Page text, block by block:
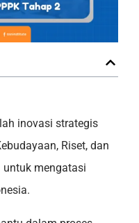
inovasi strategis
Riset, dan
untuk mengatasi